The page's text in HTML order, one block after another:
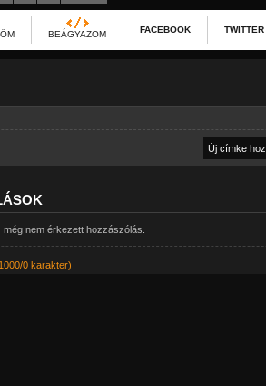
BEÁGYAZOM FACEBOOK TWITTER
még nem érkezett hozzászólás.
0 karakter)